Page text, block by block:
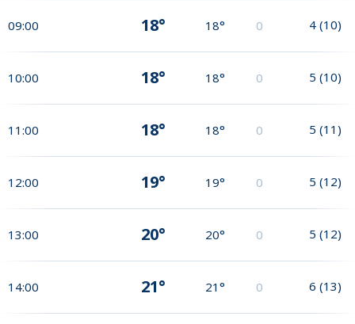
09:00 18° 18° 0 4 (10)
10:00 18° 18° 0 5 (10)
11:00 18° 18° 0 5 (11)
12:00 19° 19° 0 5 (12)
13:00 20° 20° 0 5 (12)
14:00 21° 21° 0 6 (13)